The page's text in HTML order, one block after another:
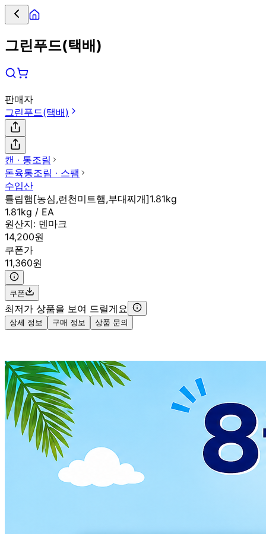
그린푸드(택배)
판매자
그린푸드(택배)
캔 ∙ 통조림
돈육통조림 ∙ 스팸
수입산
튤립햄[농심,런천미트햄,부대찌개]1.81kg
1.81kg / EA
원산지: 덴마크
14,200원
쿠폰가
11,360원
쿠폰
최저가 상품을 보여 드릴게요
상세 정보 구매 정보 상품 문의